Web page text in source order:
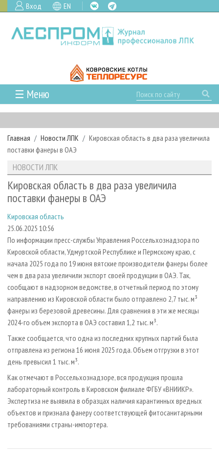
Вход EN
☰ Меню
ГЛАВНАЯ
РУБРИКИ И ТЕМЫ
РУБРИКИ ЖУРНАЛА
ЛЕСОЗАГОТОВКА
ЛЕСОПИЛЕНИЕ
СУШКА ДРЕВЕСИНЫ
ПРОИЗВОДСТВО ДРЕВЕСНЫХ ПЛИТ
ДЕРЕВЯННОЕ ДОМОСТРОЕНИЕ
ПРОИЗВОДСТВО МЕБЕЛИ
БИОЭНЕРГЕТИКА
ЦБП
ИНСТРУМЕНТ И МАТЕРИАЛЫ
НОВОСТИ
НОВОСТИ ЛПК
НОВОСТИ ЖУРНАЛА
ПРОЕКТЫ ЛПИ
АНАЛИТИКА
ПРЕДПРИЯТИЯ ЛПК
ПЕРСОНЫ
МОБИЛЬНЫЕ ВЫСТАВКИ
ОФИЦИАЛЬНЫЕ ДЕЛЕГАЦИИ
ПРИОРИТЕТНЫЕ ИНВЕСТПРОЕКТЫ
RUSSIAN FORESTRY REVIEW
ГАЗЕТА ЛЕСПРОМФОРУМ
БИБЛИОТЕКА СПЕЦИАЛИСТА
АРХИВ ЖУРНАЛОВ
СТАТЬИ
О ЖУРНАЛЕ
ПОДПИСКА
КОНТАКТЫ
РЕКЛАМОДАТЕЛЯМ
РЕКЛАМА
РЕКЛАМА НА САЙТЕ
Главная Новости ЛПК
Кировская область в два раза увеличила
поставки фанеры в ОАЭ
НОВОСТИ ЛПК
Кировская область в два раза увеличила
поставки фанеры в ОАЭ
Кировская область
25.06.2025 10:56
По информации пресс-службы Управления Россельхознадзора по
Кировской области, Удмуртской Республике и Пермскому краю, с
начала 2025 года по 19 июня вятские производители фанеры более
чем в два раза увеличили экспорт своей продукции в ОАЭ. Так,
сообщают в надзорном ведомстве, в отчетный период по этому
направлению из Кировской области было отправлено 2,7 тыс. м³
фанеры из березовой древесины. Для сравнения в эти же месяцы
2024-го объем экспорта в ОАЭ составил 1,2 тыс. м³.
Также сообщается, что одна из последних крупных партий была
отправлена из региона 16 июня 2025 года. Объем отгрузки в этот
день превысил 1 тыс. м³.
Как отмечают в Россельхознадзоре, вся продукция прошла
лабораторный контроль в Кировском филиале ФГБУ «ВНИИКР».
Экспертиза не выявила в образцах наличия карантинных вредных
объектов и признала фанеру соответствующей фитосанитарными
требованиями страны-импортера.